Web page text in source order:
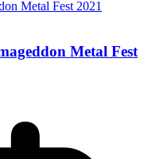
Metal Fest